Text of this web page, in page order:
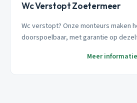
Wc Verstopt Zoetermeer
Wc verstopt? Onze monteurs maken
doorspoelbaar, met garantie op
Meer informatie